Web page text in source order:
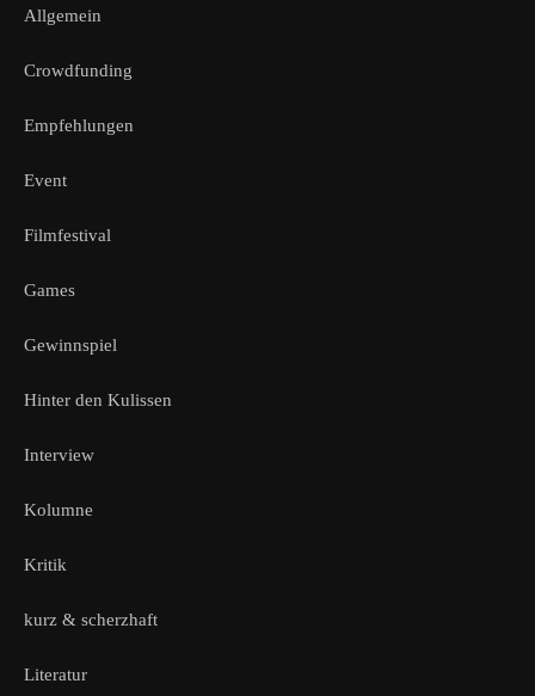
Allgemein
Crowdfunding
Empfehlungen
Event
Filmfestival
Games
Gewinnspiel
Hinter den Kulissen
Interview
Kolumne
Kritik
kurz & scherzhaft
Literatur